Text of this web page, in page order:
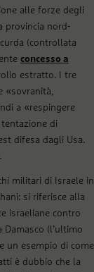
alle forze degli
provincia nord-
(controllata
concesso a
estratto. I tre
«sovranità,
a «respingere
di
difesa dagli Usa.
militari di Israele in
si riferisce alla
israeliane contro
(l’ultimo
un esempio di come
è dubbio che la